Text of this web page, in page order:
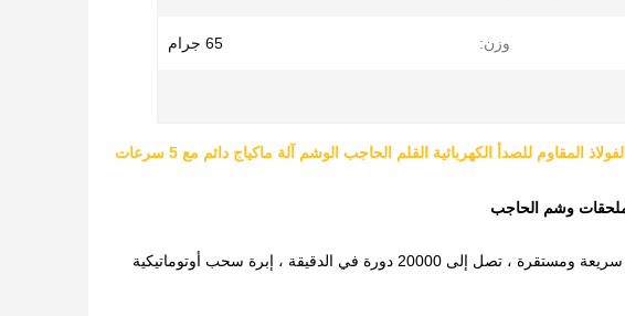
وزن: 65 جرام
الفولاذ المقاوم للصدأ الكهربائية القلم الحاجب الوشم آلة ماكياج دائم مع 5 سرعات
تصميم ديناميكي عملي لجسم الإنسان ، تحكم سهل وسهل ، سرعة الدوران سريعة ومستقرة ، تصل إلى 20000 دورة في الدقيقة ، إبرة سحب أوتوماتيكية